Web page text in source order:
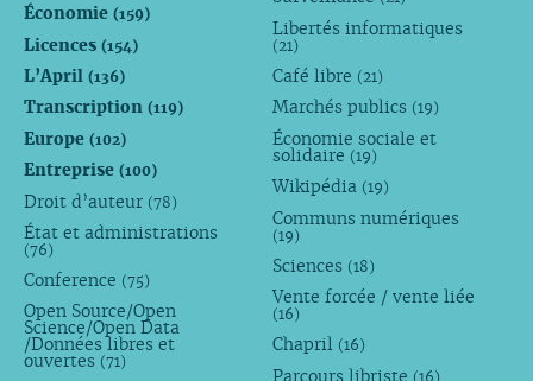
Économie (159)
Licences (154)
L’April (136)
Transcription (119)
Europe (102)
Entreprise (100)
Droit d’auteur (78)
État et administrations
(76)
Conference (75)
Open Source/Open
Science/Open Data
/Données libres et
ouvertes (71)
Libertés informatiques
(21)
Café libre (21)
Marchés publics (19)
Économie sociale et
solidaire (19)
Wikipédia (19)
Communs numériques
(19)
Sciences (18)
Vente forcée / vente liée
(16)
Chapril (16)
Parcours libriste (16)